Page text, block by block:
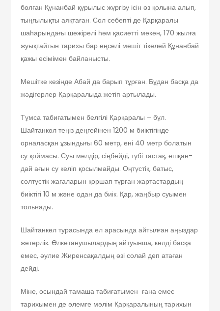
болған Құнанбай құры­лыс жүргізу ісін өз қолына алып,
тың­ғы­лықты аяқтаған. Сол себепті де Қар­қаралы
шаһарындағы шежірелі һәм қа­сиетті мекен, 170 жылға
жуықтайтын тари­хы бар еңселі мешіт тікелей Құнанбай
қажы есімімен байланысты.
Мешітке кезінде Абай да ба­рып тұрған. Бұдан басқа да
жәдігерлер Қар­қа­ра­лы­да жетіп артылады.
Тұмса табиғатымен белгілі Қарқаралы – бұл.
Шайтанкөл теңіз деңгейінен 1200 м биіктігінде
орналасқан ұзындығы 60 метр, ені 40 метр болатын
су қоймасы. Суы мөлдір, сіңбейді, түбі тастақ, еш­қан­
дай ағын су келіп қосылмайды. Оң­түстік, батыс,
солтүстік жағаларын қор­шап тұрған жартастардың
биіктігі 10 м жә­не одан да биік. Қар, жаңбыр суымен
то­лы­­ғады.
Шайтанкөл турасында ел арасында ай­­тылған аңыздар
жетерлік. Өлке­тану­шы­лардың айтуынша, көлді басқа
емес, әулие Жиренсақалдың өзі солай деп ата­ған
дейді.
Міне, осындай тамаша табиғатымен ғана емес
тарихымен де әлемге мәлім Қарқаралының тарихын